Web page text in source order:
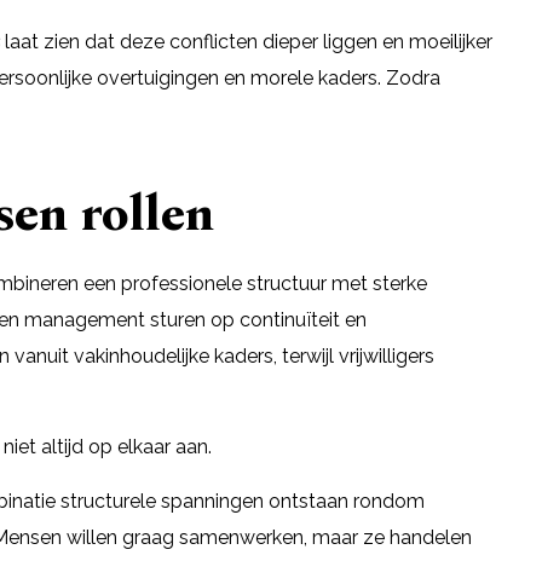
laat zien dat deze conflicten dieper liggen en moeilijker
overtuigingen en morele kaders. Zodra
rollen
een professionele structuur met sterke
management sturen op continuïteit en
vakinhoudelijke kaders, terwijl vrijwilligers
altijd op elkaar aan.
structurele spanningen ontstaan rondom
willen graag samenwerken, maar ze handelen